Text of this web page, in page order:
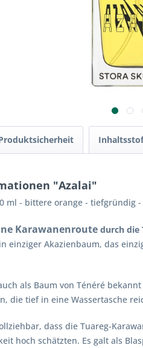
"Azalai"
ml - bittere orange - tiefgründig -
Karawanenroute durch die
einziger Akazienbaum, das
als Baum von Ténéré
die tief in eine Wassertasche
dass die Tuareg-
hoch schätzten. Es galt als